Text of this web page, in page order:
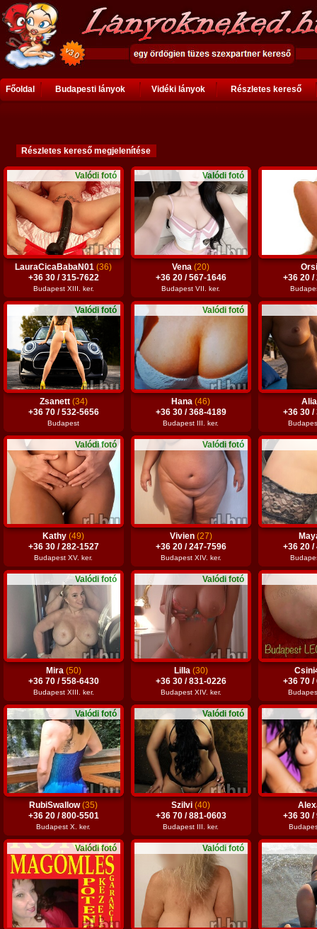
Főoldal Budapesti lányok Vidéki lányok Részletes kereső
Valódi fotó
LauraCicaBabaN01(36)
+36 30 / 315-7622
Budapest XIII. ker.
Valódi fotó
Vena(20)
+36 20 / 567-1646
Budapest VII. ker.
+36 20 /
Valódi fotó
Zsanett (34)
+36 70 / 532-5656
Budapest
Valódi fotó
Hana(46)
+36 30 / 368-4189
Budapest III. ker.
+36 30 /
Valódi fotó
Kathy(49)
+36 30 / 282-1527
Budapest XV. ker.
Valódi fotó
Vivien (27)
+36 20 / 247-7596
Budapest XIV. ker.
+36 20 /
Valódi fotó
Mira (50)
+36 70 / 558-6430
Budapest XIII. ker.
Valódi fotó
Lilla (30)
+36 30 / 831-0226
Budapest XIV. ker.
+36 70 /
Valódi fotó
RubiSwallow(35)
+36 20 / 800-5501
Budapest X. ker.
Valódi fotó
Szilvi(40)
+36 70 / 881-0603
Budapest III. ker.
+36 30 /
Valódi fotó Valódi fotó